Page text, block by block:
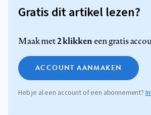
Gratis dit artikel lezen?
Maak met2 klikkeneen gratis
ACCOUNT AANMAKEN
Heb je al een account of een abonnement?